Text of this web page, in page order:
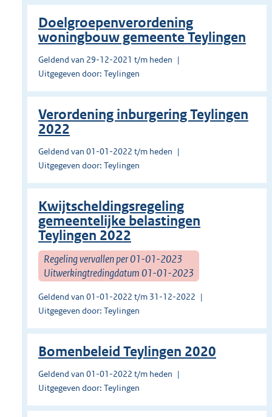
Doelgroepenverordening
woningbouw gemeente Teylingen
Geldend van 29-12-2021 t/m heden
Uitgegeven door: Teylingen
Verordening inburgering Teylingen
2022
Geldend van 01-01-2022 t/m heden
Uitgegeven door: Teylingen
Kwijtscheldingsregeling
gemeentelijke belastingen
Teylingen 2022
Regeling vervallen per 01-01-2023
Uitwerkingtredingdatum 01-01-2023
Geldend van 01-01-2022 t/m 31-12-2022
Uitgegeven door: Teylingen
Bomenbeleid Teylingen 2020
Geldend van 01-01-2022 t/m heden
Uitgegeven door: Teylingen